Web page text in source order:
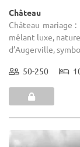
Château
Château mariage
mêlant luxe,
d’Augerville,
50-250